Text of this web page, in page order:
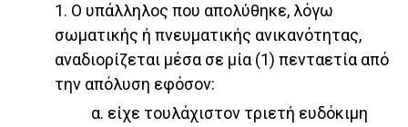
1. Ο υπάλληλος που απολύθηκε, λόγω
σωματικής ή πνευματικής ανικανότητας,
αναδιορίζεται μέσα σε μία (1) πενταετία από
την απόλυση εφόσον:
α. είχε τουλάχιστον τριετή ευδόκιμη